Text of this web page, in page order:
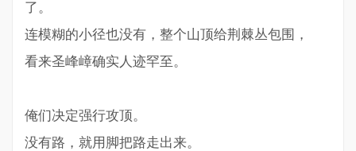
了。
连模糊的小径也没有，整个山顶给荆棘丛包围，
看来圣峰嶂确实人迹罕至。
俺们决定强行攻顶。
没有路，就用脚把路走出来。